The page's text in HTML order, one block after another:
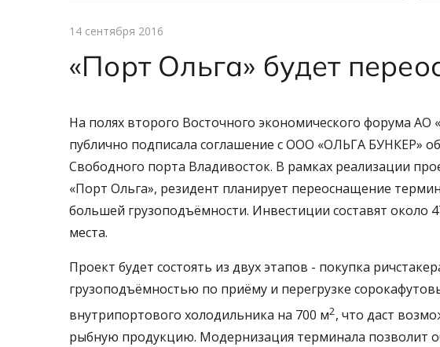
14 сентября 2016
«Порт Ольга» будет
На полях второго Восточного экономического форума АО
публично подписала соглашение с ООО «ОЛЬГА БУНКЕР»
Свободного порта Владивосток. В рамках реализации
«Порт Ольга», резидент планирует переоснащение
большей грузоподъёмности. Инвестиции составят около
места.
Проект будет состоять из двух этапов - покупка
грузоподъёмностью по приёму и перегрузке
внутрипортового холодильника на 700 м2, что даст
рыбную продукцию. Модернизация терминала позволит